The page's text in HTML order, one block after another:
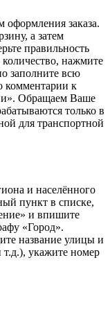
оформления заказа.
а затем
правильность
нажмите
заполните всю
комментарии к
Обращаем Ваше
только в
для транспортной
и населённого
пункт в списке,
и впишите
«Город».
название улицы и
т.д.), укажите номер